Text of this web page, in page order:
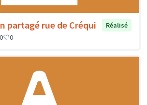
partagé rue de Créqui
Réalisé
0 0